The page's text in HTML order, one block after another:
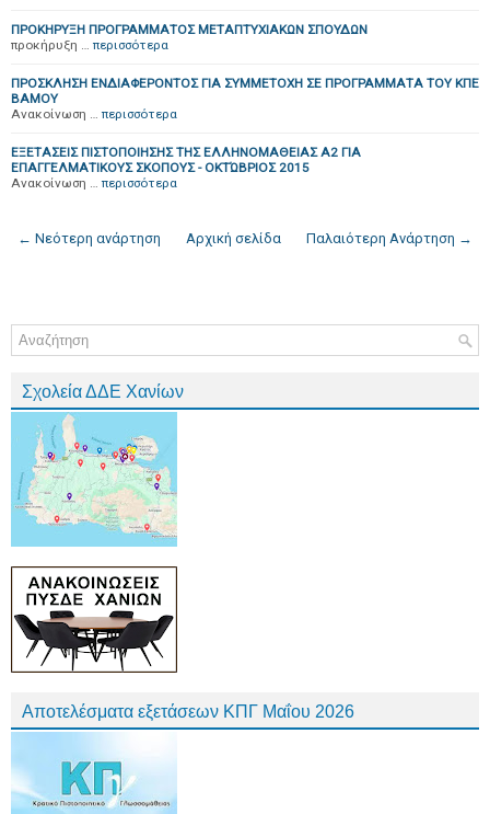
ΠΡΟΚΗΡΥΞΗ ΠΡΟΓΡΑΜΜΑΤΟΣ ΜΕΤΑΠΤΥΧΙΑΚΩΝ ΣΠΟΥΔΩΝ
προκήρυξη … περισσότερα
ΠΡΟΣΚΛΗΣΗ ΕΝΔΙΑΦΕΡΟΝΤΟΣ ΓΙΑ ΣΥΜΜΕΤΟΧΗ ΣΕ ΠΡΟΓΡΑΜΜΑΤΑ ΤΟΥ ΚΠΕ
ΒΑΜΟΥ
Ανακοίνωση … περισσότερα
ΕΞΕΤΑΣΕΙΣ ΠΙΣΤΟΠΟΙΗΣΗΣ ΤΗΣ ΕΛΛΗΝΟΜΑΘΕΙΑΣ Α2 ΓΙΑ
ΕΠΑΓΓΕΛΜΑΤΙΚΟΥΣ ΣΚΟΠΟΥΣ - ΟΚΤΏΒΡΙΟΣ 2015
Ανακοίνωση … περισσότερα
← Νεότερη ανάρτηση Παλαιότερη Ανάρτηση →
Αρχική σελίδα
Σχολεία ΔΔΕ Χανίων
Αποτελέσματα εξετάσεων ΚΠΓ Μαΐου 2026